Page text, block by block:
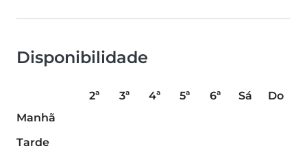
Disponibilidade
2ª 3ª 4ª 5ª 6ª Sá
Do
Manhã
Tarde